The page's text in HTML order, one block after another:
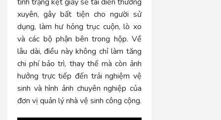
xuyên, gây bất tiện cho người sử
dụng, làm hư hỏng trục cuộn, lò xo
và các bộ phận bên trong hộp. Về
lâu dài, điều này không chỉ làm tăng
chi phí bảo trì, thay thế mà còn ảnh
hưởng trực tiếp đến trải nghiệm vệ
sinh và hình ảnh chuyên nghiệp của
đơn vị quản lý nhà vệ sinh công cộng.